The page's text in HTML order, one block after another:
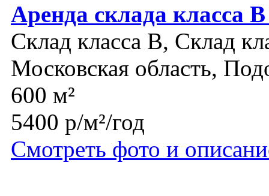
Аренда склада класса
Склад класса B, Склад
Московская область,
600 м²
5400 р/м²/год
Смотреть фото и